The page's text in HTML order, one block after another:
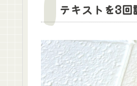
テキストを3回